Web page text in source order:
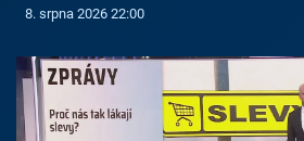
8. srpna 2026 22:00